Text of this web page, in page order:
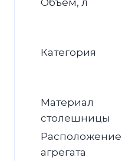
Категория
Материал
столешницы
Расположение
агрегата